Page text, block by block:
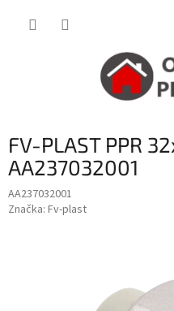
FV-PLAST PPR
AA237032001
AA237032001
Značka: Fv-plast